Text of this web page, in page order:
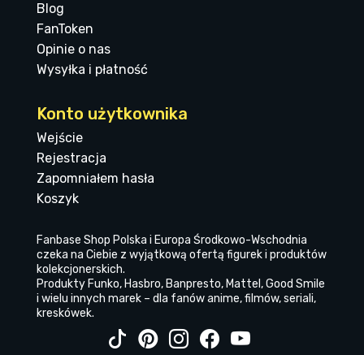
Blog
FanToken
Opinie o nas
Wysyłka i płatność
Konto użytkownika
Wejście
Rejestracja
Zapomniałem hasła
Koszyk
Fanbase Shop Polska i Europa Środkowo-Wschodnia
czeka na Ciebie z wyjątkową ofertą figurek i produktów
kolekcjonerskich.
Produkty Funko, Hasbro, Banpresto, Mattel, Good Smile
i wielu innych marek – dla fanów anime, filmów, seriali,
kreskówek.